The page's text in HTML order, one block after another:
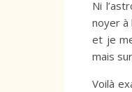
Ni
noyer à
et je
mais
Voilà